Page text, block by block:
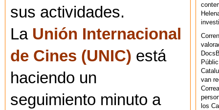
sus actividades.
La Unión Internacional
de Cines (UNIC) está
haciendo un
seguimiento minuto a
van
los